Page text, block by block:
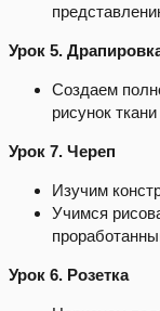
Урок 5.
Создаем
рисунок
Урок 7. Череп
Изучим
Учимся
Урок 6. Розетка